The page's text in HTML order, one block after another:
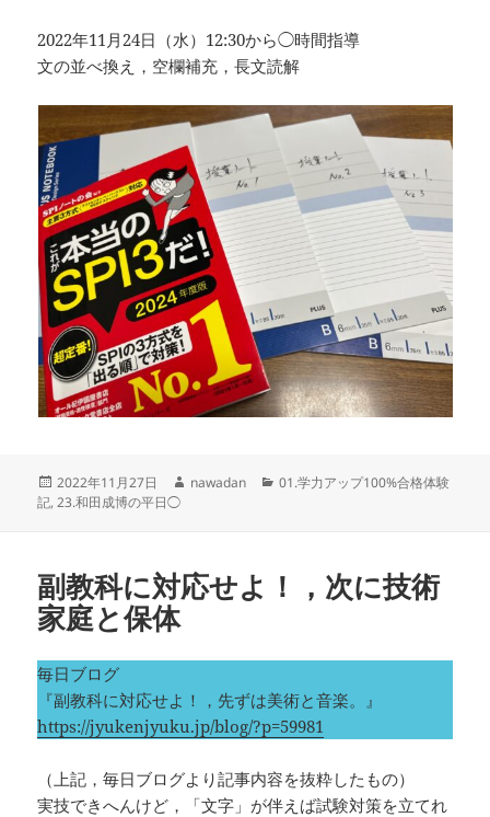
2022年11月24日（水）12:30から◯時間指導
文の並べ換え，空欄補充，長文読解
投
稿
2022年11月27日
作
nawadan
カ
01.学力アップ100%合格体験
記,23.和田成博の平日◯
副教科に対応せよ！，次に技術
家庭と保体
毎日ブログ
『副教科に対応せよ！，先ずは美術と音楽。』
https://jyukenjyuku.jp/blog/?p=59981
（上記，毎日ブログより記事内容を抜粋したもの）
実技できへんけど，「文字」が伴えば試験対策を立てれ